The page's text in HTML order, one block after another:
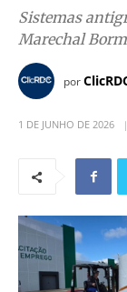
Sistemas
Marechal
por
1 DE JUNHO DE 2026